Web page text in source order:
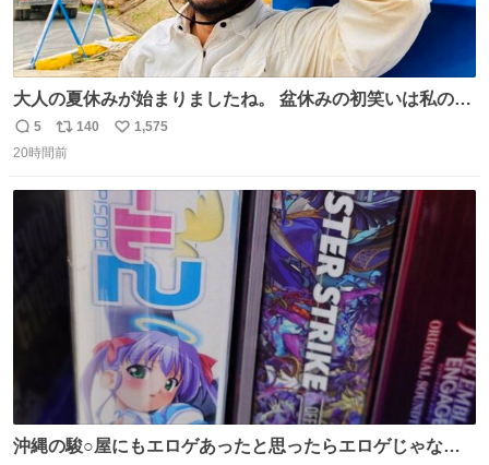
大人の夏休みが始まりましたね。 盆休みの初笑いは私の現
場コスプレ マスターイーでお願いします！！
返
信
5
リ
ポ
数
140
い
数
1,575
20時間前
沖縄の駿○屋にもエロゲあったと思ったらエロゲじゃなか